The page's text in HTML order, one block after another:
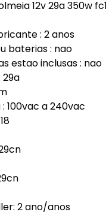
12v 29a 350w
: 2 anos
baterias : nao
estao inclusas : nao
100vac a 240vac
2 ano/anos